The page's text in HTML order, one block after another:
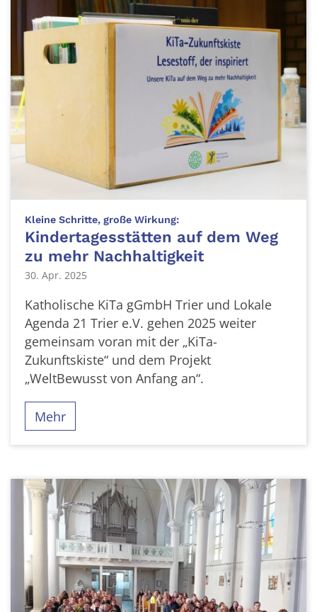
Kleine Schritte, große Wirkung::
Kindertagesstätten auf dem Weg
zu mehr Nachhaltigkeit
30. Apr. 2025
Katholische KiTa gGmbH Trier und Lokale
Agenda 21 Trier e.V. gehen 2025 weiter
gemeinsam voran mit der „KiTa-
Zukunftskiste“ und dem Projekt
„WeltBewusst von Anfang an“.
Mehr